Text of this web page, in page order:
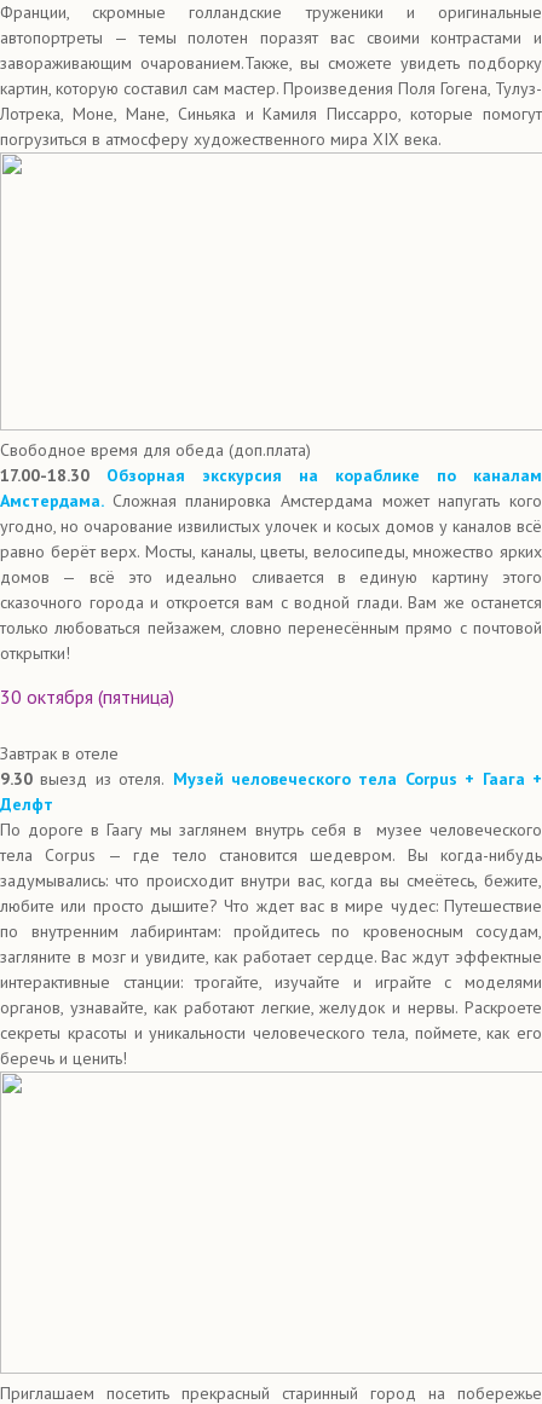
Франции, скромные голландские труженики и оригинальные
автопортреты — темы полотен поразят вас своими контрастами и
завораживающим очарованием.Также, вы сможете увидеть подборку
картин, которую составил сам мастер. Произведения Поля Гогена, Тулуз-
Лотрека, Моне, Мане, Синьяка и Камиля Писсарро, которые помогут
погрузиться в атмосферу художественного мира XIX века.
Свободное время для обеда (доп.плата)
17.00-18.30 Обзорная экскурсия на кораблике по каналам
Амстердама. Сложная планировка Амстердама может напугать кого
угодно, но очарование извилистых улочек и косых домов у каналов всё
равно берёт верх. Мосты, каналы, цветы, велосипеды, множество ярких
домов — всё это идеально сливается в единую картину этого
сказочного города и откроется вам с водной глади. Вам же останется
только любоваться пейзажем, словно перенесённым прямо с почтовой
открытки!
30 октября (пятница)
Завтрак в отеле
9.30 выезд из отеля. Музей человеческого тела Corpus + Гаага +
Делфт
По дороге в Гаагу мы заглянем внутрь себя в музее человеческого
тела Corpus — где тело становится шедевром. Вы когда-нибудь
задумывались: что происходит внутри вас, когда вы смеётесь, бежите,
любите или просто дышите? Что ждет вас в мире чудес: Путешествие
по внутренним лабиринтам: пройдитесь по кровеносным сосудам,
загляните в мозг и увидите, как работает сердце. Вас ждут эффектные
интерактивные станции: трогайте, изучайте и играйте с моделями
органов, узнавайте, как работают легкие, желудок и нервы. Раскроете
секреты красоты и уникальности человеческого тела, поймете, как его
беречь и ценить!
Приглашаем посетить прекрасный старинный город на побережье